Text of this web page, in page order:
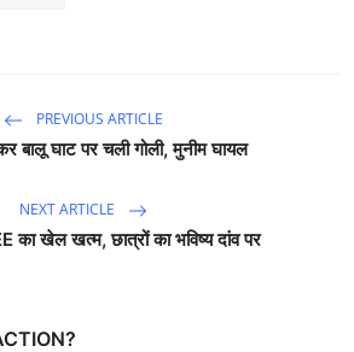
PREVIOUS ARTICLE
बालू घाट पर चली गोली, मुनीम घायल
NEXT ARTICLE
का खेल खत्म, छात्रों का भविष्य दांव पर